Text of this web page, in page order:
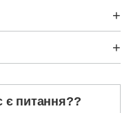
є питання??